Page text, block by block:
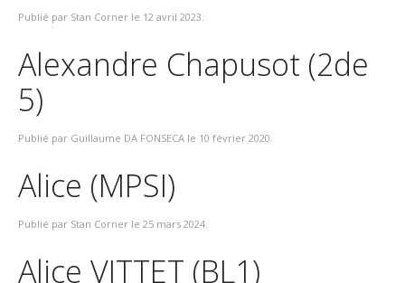
Publié par Stan Corner le 12 avril 2023
Alexandre Chapusot (2de
5)
Publié par Guillaume DA FONSECA le 10 février 2020
Alice (MPSI)
Publié par Stan Corner le 25 mars 2024
Alice VITTET (BL1)